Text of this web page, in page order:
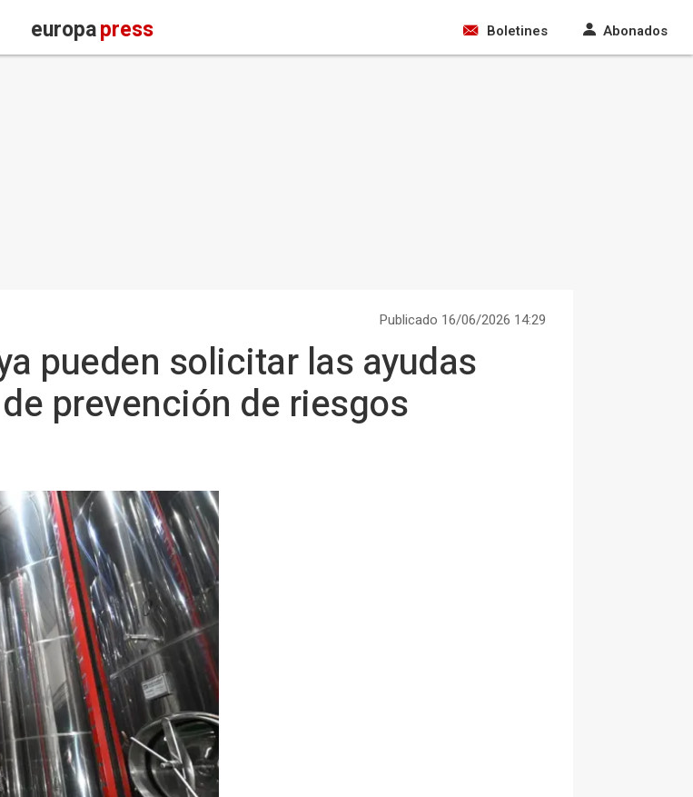
europapress Boletines Abonados
Publicado 16/06/2026 14:29
pueden solicitar las ayudas
prevención de riesgos